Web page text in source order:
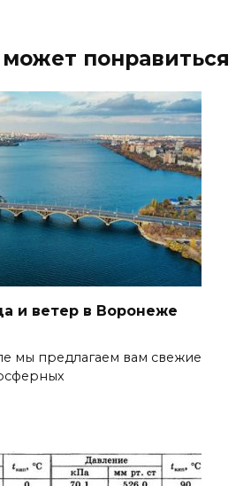
понравиться
и ветер в Воронеже
мы предлагаем вам свежие